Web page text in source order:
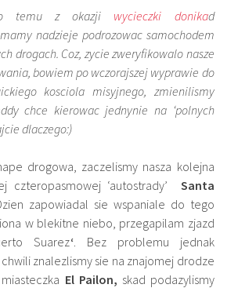
temu z okazji wycieczki donikad
nadzieje podrozowac samochodem
drogach. Coz, zycie zweryfikowalo nasze
bowiem po wczorajszej wyprawie do
kosciola misyjnego, zmienilismy
chce kierowac jednynie na ‘polnych
dlaczego:)
drogowa, zaczelismy nasza kolejna
czteropasmowej ‘autostrady’ Santa
zapowiadal sie wspaniale do tego
w blekitne niebo, przegapilam zjazd
Suarez‘. Bez problemu jednak
znalezlismy sie na znajomej drodze
El Pailon, skad podazylismy